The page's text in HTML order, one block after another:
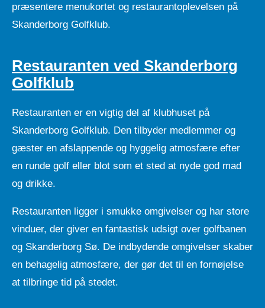
præsentere menukortet og restaurantoplevelsen på
Skanderborg Golfklub.
Restauranten ved Skanderborg
Golfklub
Restauranten er en vigtig del af klubhuset på
Skanderborg Golfklub. Den tilbyder medlemmer og
gæster en afslappende og hyggelig atmosfære efter
en runde golf eller blot som et sted at nyde god mad
og drikke.
Restauranten ligger i smukke omgivelser og har store
vinduer, der giver en fantastisk udsigt over golfbanen
og Skanderborg Sø. De indbydende omgivelser skaber
en behagelig atmosfære, der gør det til en fornøjelse
at tilbringe tid på stedet.